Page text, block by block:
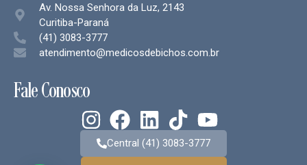
Av. Nossa Senhora da Luz, 2143
Curitiba-Paraná
(41) 3083-3777
atendimento@medicosdebichos.com.br
Fale Conosco
Central (41) 3083-3777